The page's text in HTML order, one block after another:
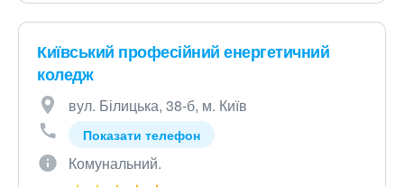
Київський професійний енергетичний
коледж
вул. Білицька, 38-б, м. Київ
Показати телефон
Комунальний.